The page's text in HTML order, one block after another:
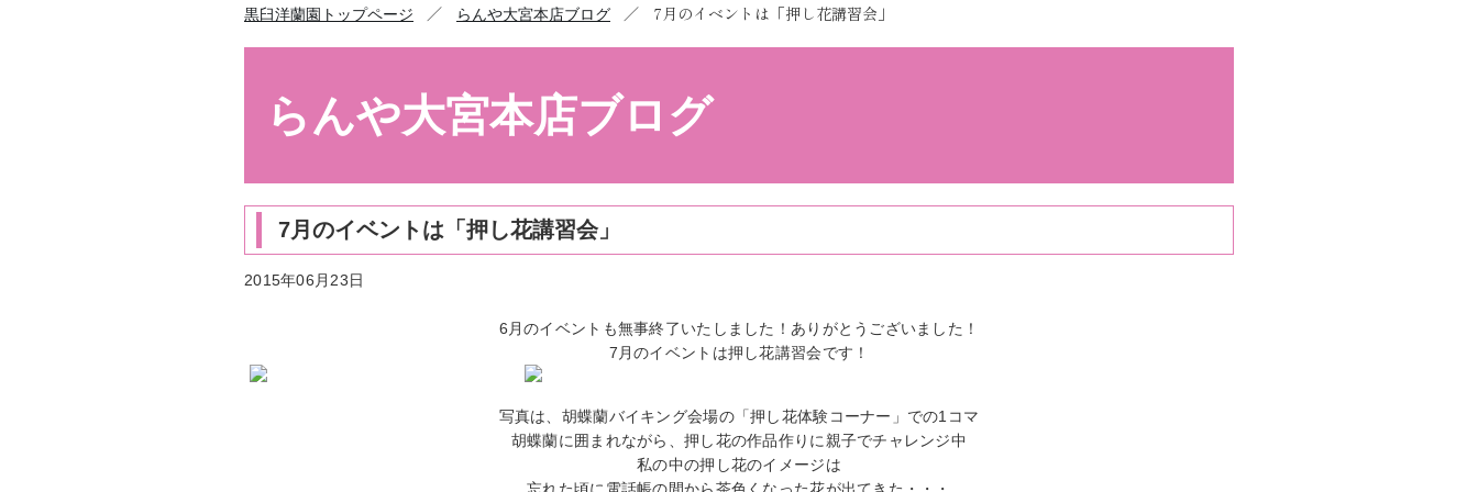
黒臼洋蘭園トップページ ／ らんや大宮本店ブログ ／ 7月のイベントは「押し花講習会」
らんや大宮本店ブログ
7月のイベントは「押し花講習会」
2015年06月23日
6月のイベントも無事終了いたしました！ありがとうございました！
7月のイベントは押し花講習会です！
写真は、胡蝶蘭バイキング会場の「押し花体験コーナー」での1コマ
胡蝶蘭に囲まれながら、押し花の作品作りに親子でチャレンジ中
私の中の押し花のイメージは
忘れた頃に電話帳の間から茶色くなった花が出てきた・・・